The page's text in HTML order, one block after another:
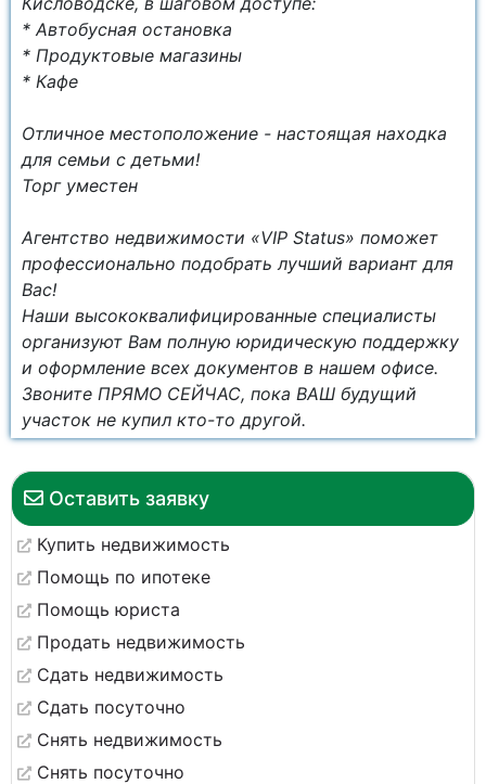
Оставить заявку
Купить недвижимость
Помощь по ипотеке
Помощь юриста
Продать недвижимость
Сдать недвижимость
Сдать посуточно
Снять недвижимость
Снять посуточно
* Автобусная остановка
* Продуктовые магазины
* Кафе
Отличное местоположение - настоящая находка
для семьи с детьми!
Торг уместен
Агентство недвижимости «VIP Status» поможет
профессионально подобрать лучший вариант для
Вас!
Наши высококвалифицированные специалисты
организуют Вам полную юридическую поддержку
и оформление всех документов в нашем офисе.
Звоните ПРЯМО СЕЙЧАС, пока ВАШ будущий
участок не купил кто-то другой.